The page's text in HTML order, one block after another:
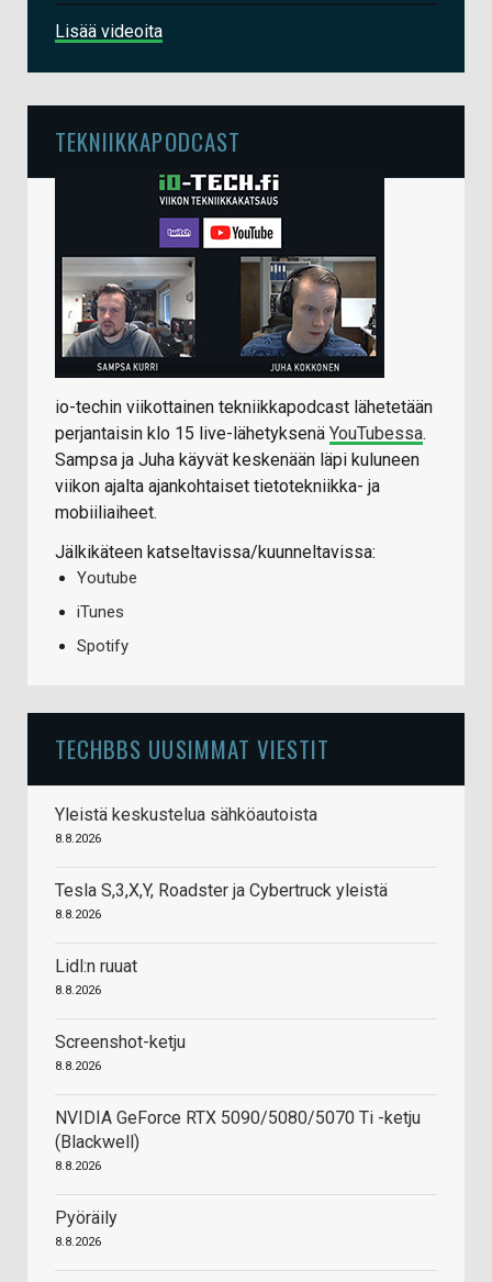
Lisää videoita
TEKNIIKKAPODCAST
io-techin viikottainen tekniikkapodcast lähetetään
perjantaisin klo 15 live-lähetyksenä YouTubessa.
Sampsa ja Juha käyvät keskenään läpi kuluneen
viikon ajalta ajankohtaiset tietotekniikka- ja
mobiiliaiheet.
Jälkikäteen katseltavissa/kuunneltavissa:
Youtube
iTunes
Spotify
TECHBBS UUSIMMAT VIESTIT
Yleistä keskustelua sähköautoista
8.8.2026
Tesla S,3,X,Y, Roadster ja Cybertruck yleistä
8.8.2026
Lidl:n ruuat
8.8.2026
Screenshot-ketju
8.8.2026
NVIDIA GeForce RTX 5090/5080/5070 Ti -ketju
(Blackwell)
8.8.2026
Pyöräily
8.8.2026